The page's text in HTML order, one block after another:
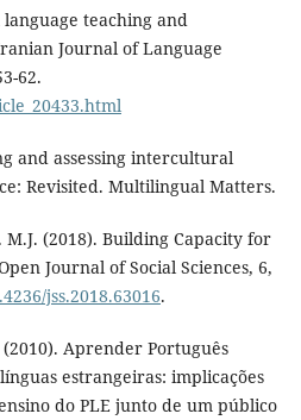
teaching and
Journal of Language
62.
and assessing intercultural
Revisited. Multilingual Matters.
(2018). Building Capacity for
Journal of Social Sciences, 6,
jss.2018.63016.
Aprender Português
estrangeiras: implicações
do PLE junto de um público